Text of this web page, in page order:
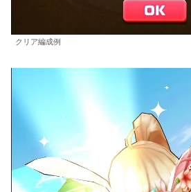
クリア編成例